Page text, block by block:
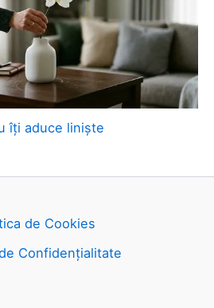
îți aduce liniște
de Cookies
Confidențialitate